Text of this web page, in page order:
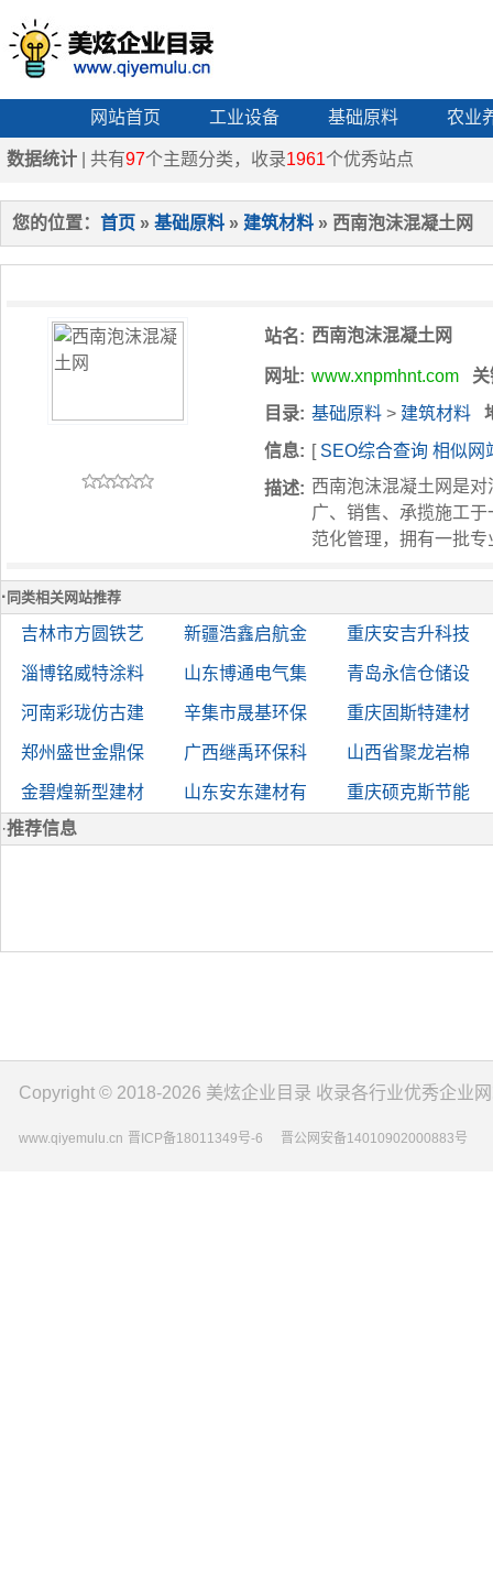
网站首页 工业设备 基础原料 农业
数据统计 | 共有97个主题分类，收录1961个优秀站点
您的位置： 首页 » 基础原料 » 建筑材料 » 西南泡沫混凝土网
站名: 西南泡沫混凝土网
网址: www.xnpmhnt.com
目录: 基础原料 > 建筑材料
信息: [ SEO综合查询 相似网
描述: 西南泡沫混凝土网是
广、销售、承揽施工
范化管理，拥有一批
· 同类相关网站推荐
吉林市方圆铁艺 新疆浩鑫启航金 重庆安吉升科技
淄博铭威特涂料 山东博通电气集 青岛永信仓储设
河南彩珑仿古建 辛集市晟基环保 重庆固斯特建材
郑州盛世金鼎保 广西继禹环保科 山西省聚龙岩棉
金碧煌新型建材 山东安东建材有
重庆硕克斯节能
·推荐信息
Copyright © 2018-2026 美炫企业目录 收录各行业优秀企业
www.qiyemulu.cn 晋ICP备18011349号-6 晋公网安备14010902000883号